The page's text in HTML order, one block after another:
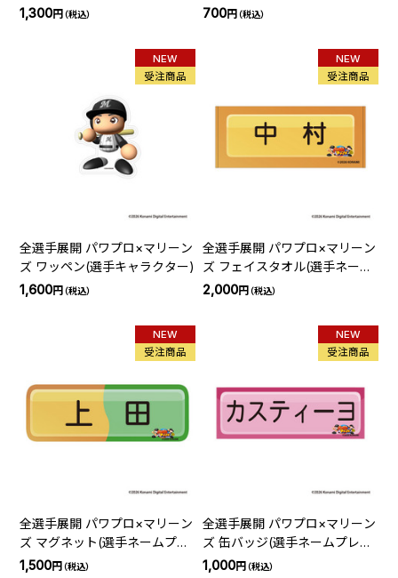
ラクター)
1,300円（税込）
ラクター)
700円（税込）
NEW
受注商品
全選手展開 パワプロ×マリーン
ズ ワッペン(選手キャラクター)
1,600円（税込）
NEW
受注商品
全選手展開 パワプロ×マリーン
ズ フェイスタオル(選手ネーム
プレート)
2,000円（税込）
NEW
受注商品
全選手展開 パワプロ×マリーン
ズ マグネット(選手ネームプレ
ート)
1,500円（税込）
NEW
受注商品
全選手展開 パワプロ×マリーン
ズ 缶バッジ(選手ネームプレー
ト)
1,000円（税込）